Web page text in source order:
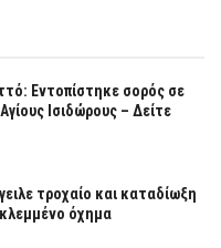
Εντοπίστηκε σορός σε
Ισιδώρους – Δείτε
τροχαίο και καταδίωξη
όχημα